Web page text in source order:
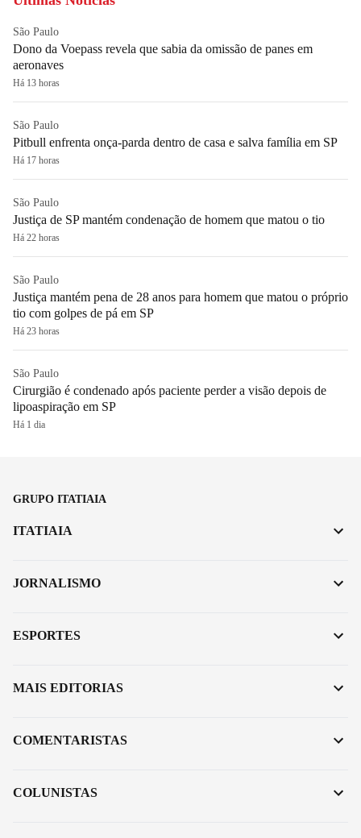
São Paulo
Dono da Voepass revela que sabia da omissão de panes em
aeronaves
Há 13 horas
São Paulo
Pitbull enfrenta onça-parda dentro de casa e salva família em SP
Há 17 horas
São Paulo
Justiça de SP mantém condenação de homem que matou o tio
Há 22 horas
São Paulo
Justiça mantém pena de 28 anos para homem que matou o próprio
tio com golpes de pá em SP
Há 23 horas
São Paulo
Cirurgião é condenado após paciente perder a visão depois de
lipoaspiração em SP
Há 1 dia
GRUPO ITATIAIA
ITATIAIA
JORNALISMO
ESPORTES
MAIS EDITORIAS
COMENTARISTAS
COLUNISTAS